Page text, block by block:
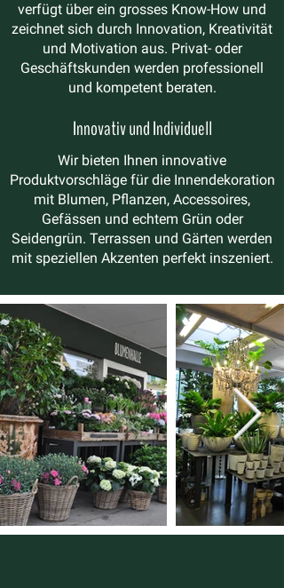
verfügt über ein grosses Know-How und
zeichnet sich durch Innovation, Kreativität
und Motivation aus. Privat- oder
Geschäftskunden werden professionell
und kompetent beraten.
Innovativ und Individuell
Wir bieten Ihnen innovative
Produktvorschläge für die Innendekoration
mit Blumen, Pflanzen, Accessoires,
Gefässen und echtem Grün oder
Seidengrün. Terrassen und Gärten werden
mit speziellen Akzenten perfekt inszeniert.